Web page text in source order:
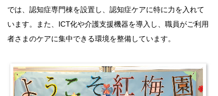
では、認知症専門棟を設置し、認知症ケアに特に力を入れて
います。また、ICT化や介護支援機器を導入し、職員がご利用
者さまのケアに集中できる環境を整備しています。